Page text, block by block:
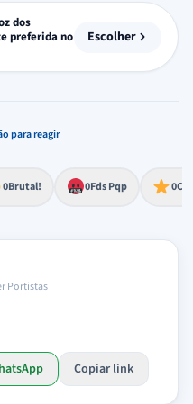
dos
preferida no
Escolher
para reagir
forteprofundo
0Brutal!impacto 0Fds Pqp
ou espanto extremo 0
Portistas
Copiar link